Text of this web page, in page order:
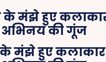
मंझे हुए कलाकार